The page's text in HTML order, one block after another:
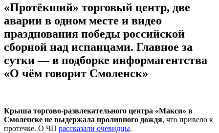
«Протёкший» торговый центр, две
аварии в одном месте и видео
празднования победы российской
сборной над испанцами. Главное за
сутки — в подборке информагентства
«О чём говорит Смоленск»
Крыша торгово-развлекательного центра «Макси» в
Смоленске не выдержала проливного дождя, что привело к
протечке. О ЧП рассказали очевидцы.